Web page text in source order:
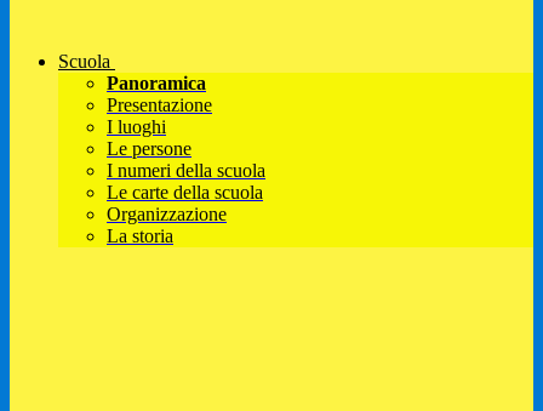
Scuola
Panoramica
Presentazione
I luoghi
Le persone
I numeri della scuola
Le carte della scuola
Organizzazione
La storia